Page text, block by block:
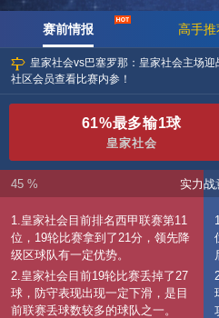
赛前情报 高手推
皇家社会vs巴塞罗那：皇家社会主场
社区会员查看比赛内参！
61%最多输1球
皇家社会
实力战
45 %
1.皇家社会目前排名西甲联赛第11
位，19轮比赛拿到了21分，领先降
级区球队有一定优势。
2.皇家社会目前19轮比赛丢掉了27
球，防守表现出现一定下滑，是目
前联赛丢球数较多的球队之一。